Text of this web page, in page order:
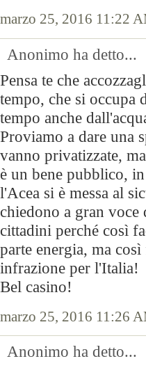
marzo 25, 2016 11:22
Anonimo ha detto...
Pensa te che
tempo, che si occupa
tempo anche
Proviamo a dare una
vanno privatizzate,
è un bene pubblico,
l'Acea si è messa al
chiedono a gran voce
cittadini perché così
parte energia, ma
infrazione per l'Italia!
Bel casino!
marzo 25, 2016 11:26
Anonimo ha detto...